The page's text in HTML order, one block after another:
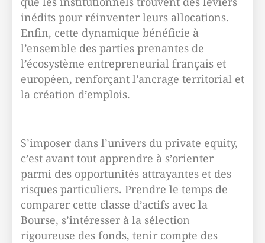
inédits pour réinventer leurs allocations.
Enfin, cette dynamique bénéficie à
l’ensemble des parties prenantes de
l’écosystème entrepreneurial français et
européen, renforçant l’ancrage territorial et
la création d’emplois.
S’imposer dans l’univers du private equity,
c’est avant tout apprendre à s’orienter
parmi des opportunités attrayantes et des
risques particuliers. Prendre le temps de
comparer cette classe d’actifs avec la
Bourse, s’intéresser à la sélection
rigoureuse des fonds, tenir compte des